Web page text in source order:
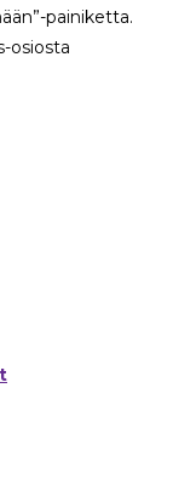
painiketta.
osiosta